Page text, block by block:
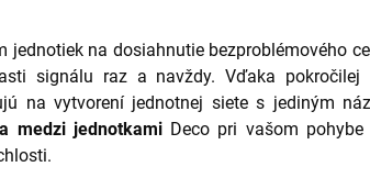
jednotiek na dosiahnutie bezproblémového
signálu raz a navždy. Vďaka pokročilej
na vytvorení jednotnej siete s jediným
medzi jednotkami Deco pri vašom